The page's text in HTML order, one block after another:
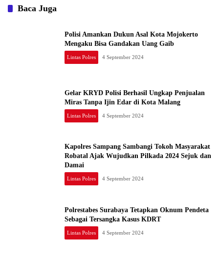
Baca Juga
Polisi Amankan Dukun Asal Kota Mojokerto
Mengaku Bisa Gandakan Uang Gaib
Lintas Polres 4 September 2024
Gelar KRYD Polisi Berhasil Ungkap Penjualan
Miras Tanpa Ijin Edar di Kota Malang
Lintas Polres 4 September 2024
Kapolres Sampang Sambangi Tokoh Masyarakat
Robatal Ajak Wujudkan Pilkada 2024 Sejuk dan
Damai
Lintas Polres 4 September 2024
Polrestabes Surabaya Tetapkan Oknum Pendeta
Sebagai Tersangka Kasus KDRT
Lintas Polres 4 September 2024